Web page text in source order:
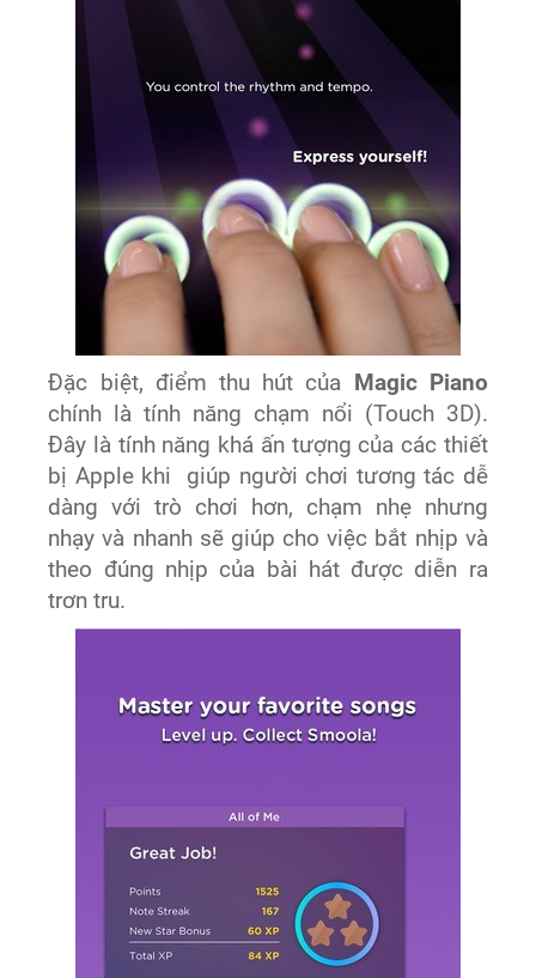
Đặc biệt, điểm thu hút của
Magic Piano
chính là tính năng chạm nổi (Touch 3D).
Đây là tính năng khá ấn tượng của các thiết
bị Apple khi giúp người chơi tương tác dễ
dàng với trò chơi hơn, chạm nhẹ nhưng
nhạy và nhanh sẽ giúp cho việc bắt nhịp và
theo đúng nhịp của bài hát được diễn ra
trơn tru.